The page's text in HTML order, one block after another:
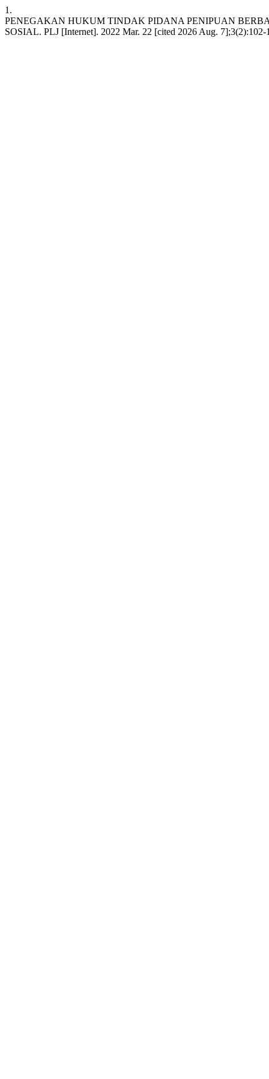
1.
PENEGAKAN HUKUM TINDAK PIDANA PENIPUAN
SOSIAL. PLJ [Internet]. 2022 Mar. 22 [cited 2026 Aug.